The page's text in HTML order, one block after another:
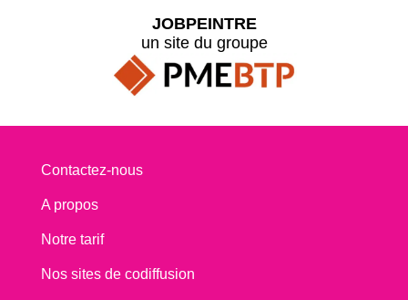
JOBPEINTRE
un site du groupe
Contactez-nous
A propos
Notre tarif
Nos sites de codiffusion